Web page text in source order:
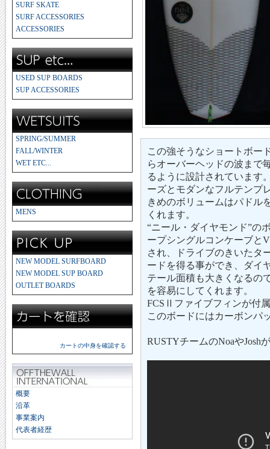
SURF SKATE
SURF ACCESSORIES
ACCESSORIES
USED SUP BOARDS
SUP ACCESSORIES
SPRING/SUMMER
FALL/WINTER
WET ETC...
MENS
NEW MODEL SURFBOARD
NEW MODEL SUP BOARD
OUTLET BOARDS
カートの中身を確認する
概要
沿革
事業案内
代表者経歴
この強そうなショートボー
らオーバーヘッドの波まで
るように設計されています
ーズとモダンなフルテンプ
きめのボリュームはパドル
くれます。
“ニール・ダイヤモンド”の
ープシングルコンケーブと
され、ドライブのきいたタ
ードを得る事ができ、ダイ
テール面積も大きくなるの
を容易にしてくれます。
FCSⅡファイブフィンが付
このボードにはカーボンパ
RUSTYチームのNoaやJosh